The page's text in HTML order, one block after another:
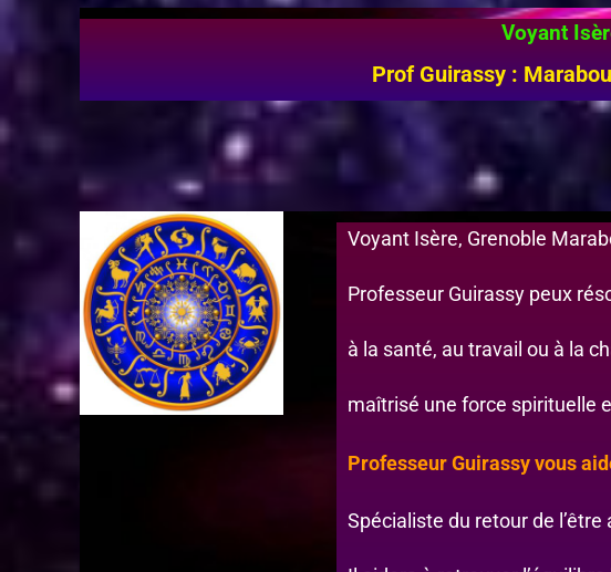
Voyant
Prof Guirassy :
Voyant Isère, Grenoble
Professeur Guirassy peux
à la santé, au travail ou à la
maîtrisé une force spirituelle
Professeur Guirassy vous
Spécialiste du retour de